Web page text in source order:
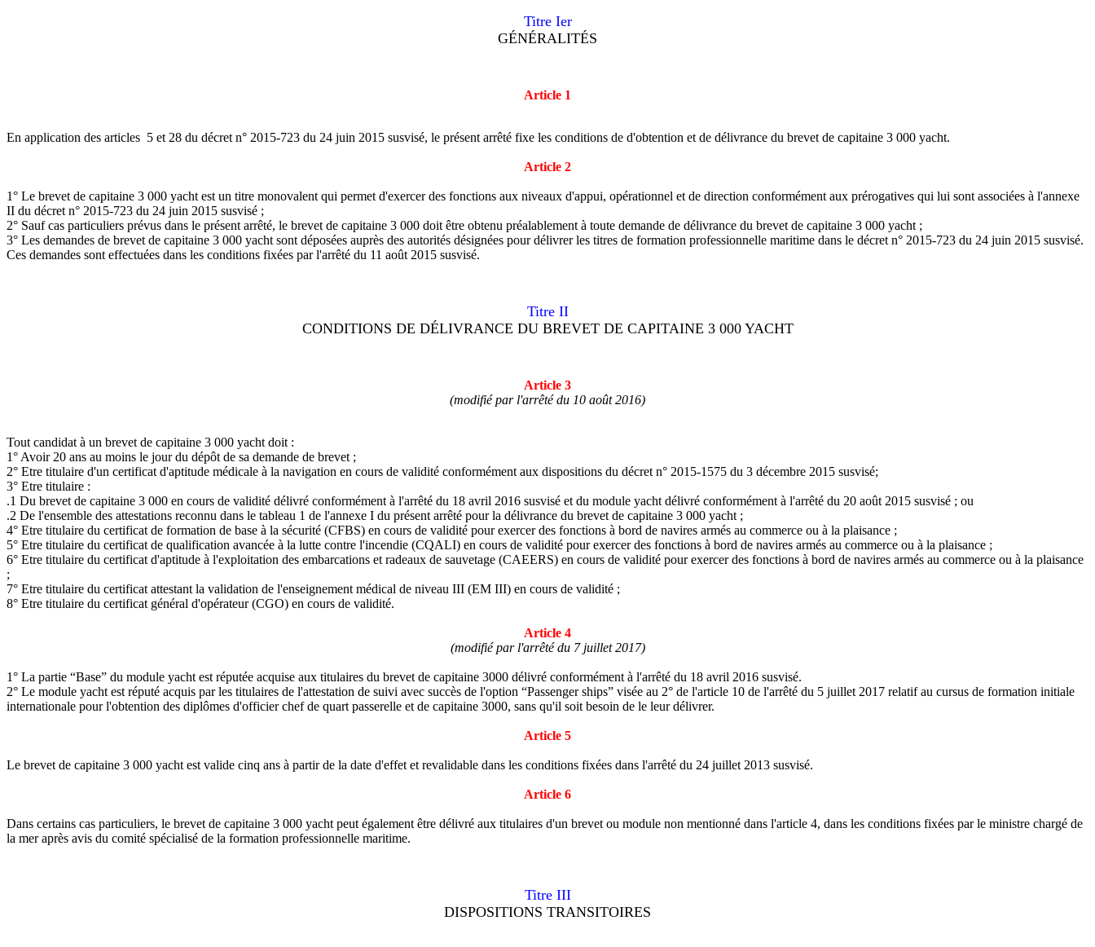
Titre Ier
GÉNÉRALITÉS
Article 1
En application des articles 5 et 28 du décret n° 2015-723 du 24 juin 2015 susvisé, le présent arrêté fixe les conditions de d'obtention et de délivrance du brevet de capitaine 3 000 yacht.
Article 2
1° Le brevet de capitaine 3 000 yacht est un titre monovalent qui permet d'exercer des fonctions aux niveaux d'appui, opérationnel et de direction conformément aux prérogatives qui lui sont associées à l'annexe
II du décret n° 2015-723 du 24 juin 2015 susvisé ;
2° Sauf cas particuliers prévus dans le présent arrêté, le brevet de capitaine 3 000 doit être obtenu préalablement à toute demande de délivrance du brevet de capitaine 3 000 yacht ;
3° Les demandes de brevet de capitaine 3 000 yacht sont déposées auprès des autorités désignées pour délivrer les titres de formation professionnelle maritime dans le décret n° 2015-723 du 24 juin 2015 susvisé.
Ces demandes sont effectuées dans les conditions fixées par l'arrêté du 11 août 2015 susvisé.
Titre II
CONDITIONS DE DÉLIVRANCE DU BREVET DE CAPITAINE 3 000 YACHT
Article 3
(modifié par l'arrêté du 10 août 2016)
Tout candidat à un brevet de capitaine 3 000 yacht doit :
1° Avoir 20 ans au moins le jour du dépôt de sa demande de brevet ;
2° Etre titulaire d'un certificat d'aptitude médicale à la navigation en cours de validité conformément aux dispositions du décret n° 2015-1575 du 3 décembre 2015 susvisé;
3° Etre titulaire :
.1 Du brevet de capitaine 3 000 en cours de validité délivré conformément à l'arrêté du 18 avril 2016 susvisé et du module yacht délivré conformément à l'arrêté du 20 août 2015 susvisé ; ou
.2 De l'ensemble des attestations reconnu dans le tableau 1 de l'annexe I du présent arrêté pour la délivrance du brevet de capitaine 3 000 yacht ;
4° Etre titulaire du certificat de formation de base à la sécurité (CFBS) en cours de validité pour exercer des fonctions à bord de navires armés au commerce ou à la plaisance ;
5° Etre titulaire du certificat de qualification avancée à la lutte contre l'incendie (CQALI) en cours de validité pour exercer des fonctions à bord de navires armés au commerce ou à la plaisance ;
6° Etre titulaire du certificat d'aptitude à l'exploitation des embarcations et radeaux de sauvetage (CAEERS) en cours de validité pour exercer des fonctions à bord de navires armés au commerce ou à la plaisance
;
7° Etre titulaire du certificat attestant la validation de l'enseignement médical de niveau III (EM III) en cours de validité ;
8° Etre titulaire du certificat général d'opérateur (CGO) en cours de validité.
Article 4
(modifié par l'arrêté du 7 juillet 2017)
1° La partie “Base” du module yacht est réputée acquise aux titulaires du brevet de capitaine 3000 délivré conformément à l'arrêté du 18 avril 2016 susvisé.
2° Le module yacht est réputé acquis par les titulaires de l'attestation de suivi avec succès de l'option “Passenger ships” visée au 2° de l'article 10 de l'arrêté du 5 juillet 2017 relatif au cursus de formation initiale
internationale pour l'obtention des diplômes d'officier chef de quart passerelle et de capitaine 3000, sans qu'il soit besoin de le leur délivrer.
Article 5
Le brevet de capitaine 3 000 yacht est valide cinq ans à partir de la date d'effet et revalidable dans les conditions fixées dans l'arrêté du 24 juillet 2013 susvisé.
Article 6
Dans certains cas particuliers, le brevet de capitaine 3 000 yacht peut également être délivré aux titulaires d'un brevet ou module non mentionné dans l'article 4, dans les conditions fixées par le ministre chargé de
la mer après avis du comité spécialisé de la formation professionnelle maritime.
Titre III
DISPOSITIONS TRANSITOIRES